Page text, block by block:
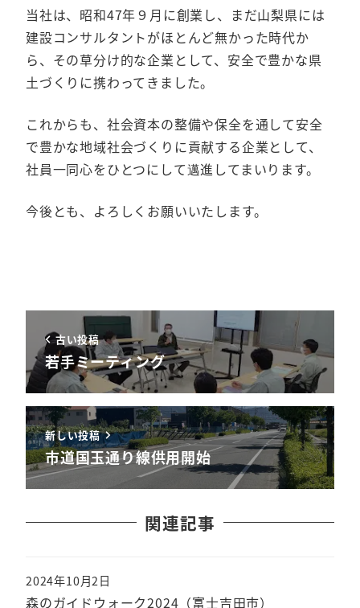
当社は、昭和47年９月に創業し、まだ山梨県には
建設コンサルタントがほとんど無かった時代か
ら、その草分け的な企業として、安全で豊かな県
土づくりに携わってきました。
これからも、社会資本の整備や保全を通して安全
で豊かな地域社会づくりに貢献する企業として、
社員一同心をひとつにして邁進してまいります。
今後とも、よろしくお願いいたします。
古い投稿
若手ミーティング
新しい投稿
市道国玉通り線供用開始
関連記事
森のガイドウォーク2024（富士吉田市）
2024年10月2日